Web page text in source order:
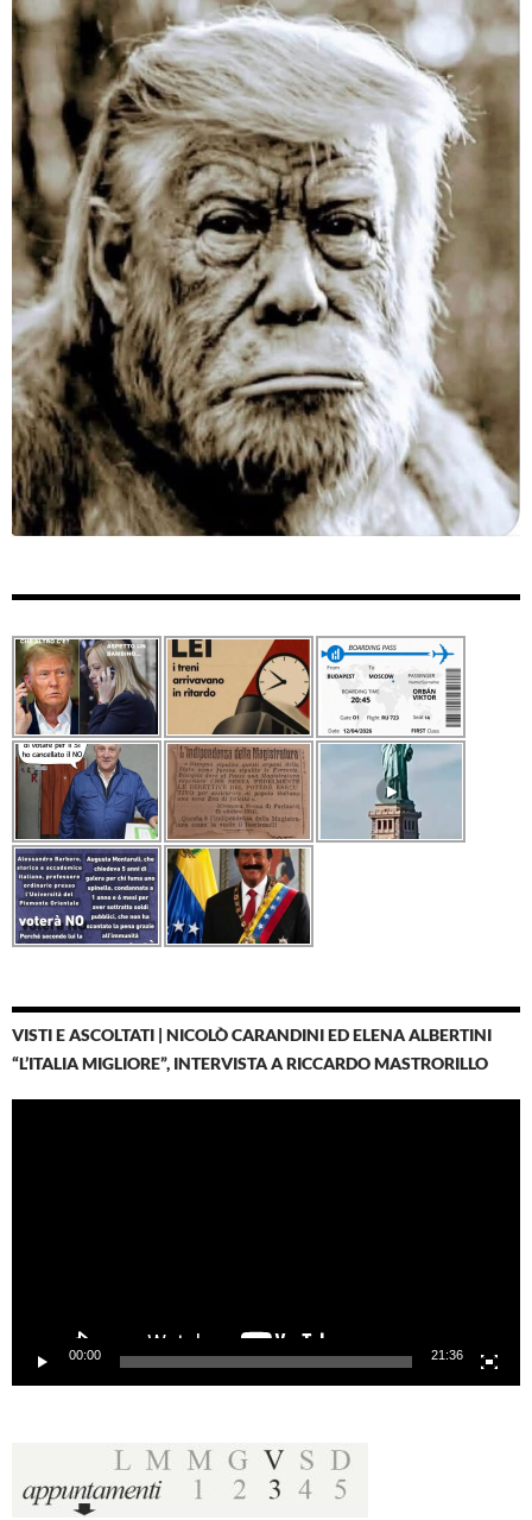
VISTI E ASCOLTATI | NICOLÒ CARANDINI ED ELENA ALBERTINI
“L’ITALIA MIGLIORE”, INTERVISTA A RICCARDO MASTRORILLO
00:00 21:36